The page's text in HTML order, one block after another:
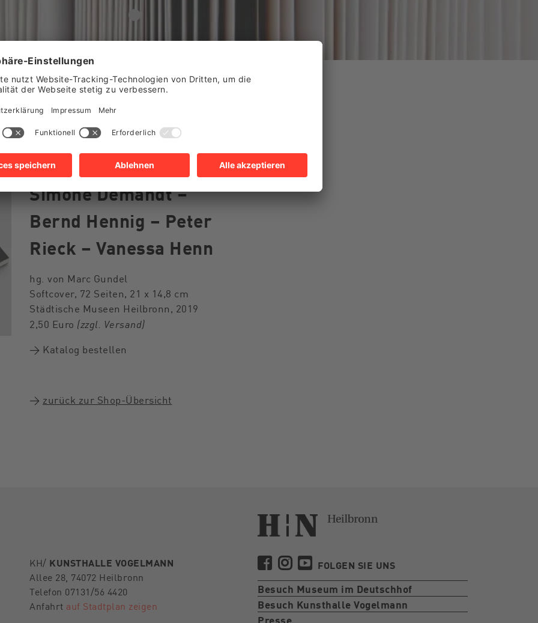
Sie sind hier
Valentin Beinroth –
Simone Demandt –
Bernd Hennig – Peter
Rieck – Vanessa Henn
hg. von Marc Gundel
Softcover, 72 Seiten, 21 x 14,8 cm
Städtische Museen Heilbronn, 2019
2,50 Euro (zzgl. Versand)
→ Katalog bestellen
→ zurück zur Shop-Übersicht
KH/ KUNSTHALLE VOGELMANN
Allee 28, 74072 Heilbronn
Telefon 07131/56 4420
Anfahrt auf Stadtplan zeigen
FOLGEN SIE UNS
Besuch Museum im Deutschhof
Besuch Kunsthalle Vogelmann
Presse